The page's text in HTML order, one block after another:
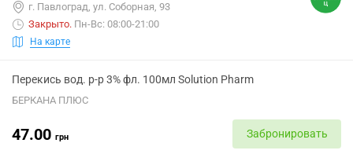
г. Павлоград, ул. Соборная, 93
Закрыто. Пн-Вс: 08:00-21:00
На карте
Перекись вод. р-р 3% фл. 100мл Solution Pharm
БЕРКАНА ПЛЮС
47.00 грн Забронировать